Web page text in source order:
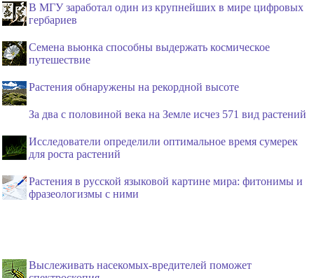
В МГУ заработал один из крупнейших в мире цифровых
гербариев
Семена вьюнка способны выдержать космическое
путешествие
Растения обнаружены на рекордной высоте
За два с половиной века на Земле исчез 571 вид растений
Исследователи определили оптимальное время сумерек
для роста растений
Растения в русской языковой картине мира: фитонимы и
фразеологизмы с ними
Выслеживать насекомых-вредителей поможет